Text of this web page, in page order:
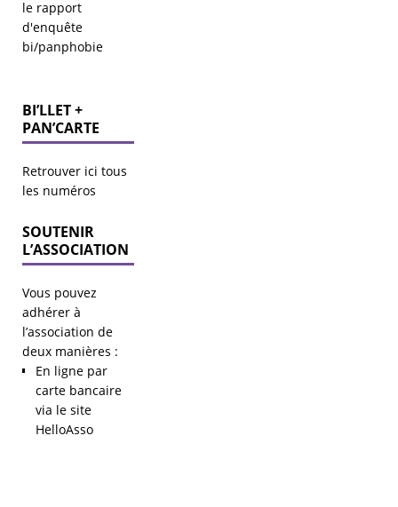
le rapport
d'enquête
bi/panphobie
BI’LLET +
PAN’CARTE
Retrouver ici tous
les numéros
SOUTENIR
L’ASSOCIATION
Vous pouvez
adhérer à
l’association de
deux manières :
En ligne par
carte bancaire
via le site
HelloAsso